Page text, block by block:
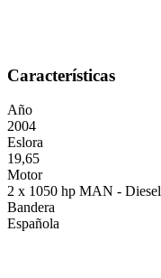
Características
Año
2004
Eslora
19,65
Motor
2 x 1050 hp MAN - Diesel
Bandera
Española